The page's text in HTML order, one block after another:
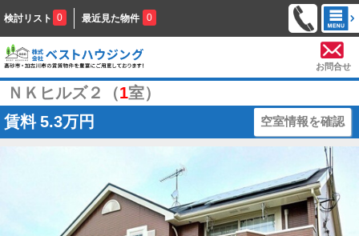
検討リスト 0 最近見た物件 0
お問合せ
ＮＫヒルズ２（1室）
賃料 5.3万円 空室情報を確認